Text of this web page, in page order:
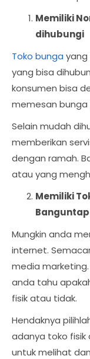
Memiliki
dihubungi
Toko bunga yang
yang bisa
konsumen bisa
memesan bunga
Selain mudah
memberikan
dengan ramah.
atau yang
Memiliki
Mungkin anda
internet.
media
anda tahu
fisik atau tidak.
Hendaknya
adanya toko fisik
untuk melihat